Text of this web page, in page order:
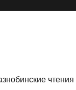
чтения